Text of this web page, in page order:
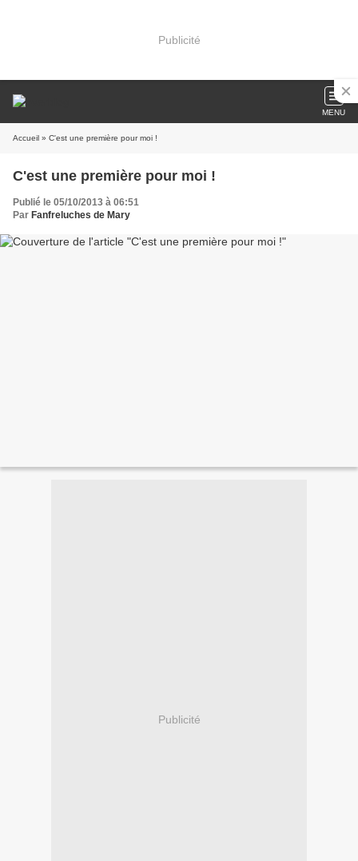
Publicité
MENU
Accueil » C'est une première pour moi !
C'est une première pour moi !
Publié le 05/10/2013 à 06:51
Par Fanfreluches de Mary
Publicité